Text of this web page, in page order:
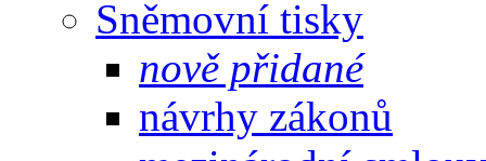
Sněmovní tisky
nově přidané
návrhy zákonů